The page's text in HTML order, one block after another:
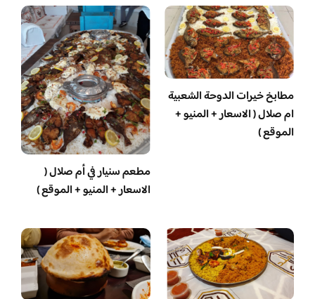
مطابخ خيرات الدوحة الشعبية
ام صلال ( الاسعار + المنيو +
الموقع )
مطعم سنيار في أم صلال (
الاسعار + المنيو + الموقع )